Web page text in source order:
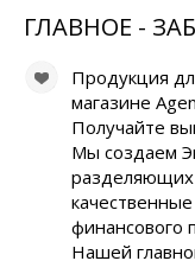
ГЛАВНОЕ -
Продукция
магазине
Получайте
Мы создаем
разделяющих
финансового
Нашей